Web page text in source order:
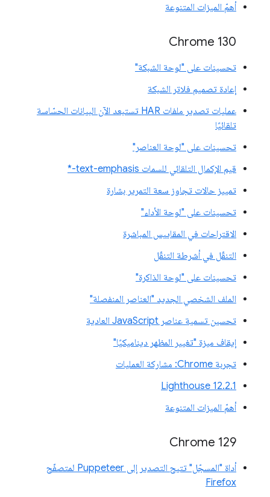
أهمّ الميزات المتنوعة
Chrome 130
تحسينات على "لوحة الشبكة"
إعادة تصميم فلاتر الشبكة
عمليات تصدير ملفات HAR تستبعد الآن البيانات الحسّاسة
تلقائيًا
تحسينات على "لوحة العناصر"
قيم الإكمال التلقائي للسمات text-emphasis-*
تمييز حالات تجاوز سعة التمرير بشارة
تحسينات على "لوحة الأداء"
الاقتراحات في المقاييس المباشرة
التنقّل في أشرطة التنقّل
تحسينات على "لوحة الذاكرة"
الملف الشخصي الجديد "العناصر المنفصلة"
تحسين تسمية عناصر JavaScript العادية
إيقاف ميزة "تغيير المظهر ديناميكيًا"
تجربة Chrome: مشاركة العمليات
‫Lighthouse 12.2.1
أهمّ الميزات المتنوعة
Chrome 129
أداة "المسجّل" تتيح التصدير إلى Puppeteer لمتصفّح
Firefox